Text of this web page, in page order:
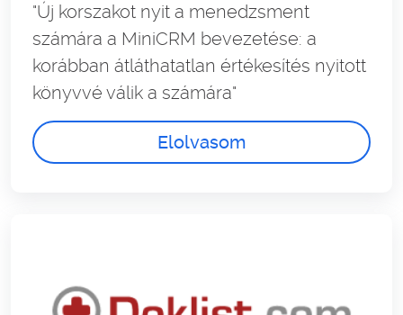
"Új korszakot nyit a menedzsment
számára a MiniCRM bevezetése: a
korábban átláthatatlan értékesítés nyitott
könyvvé válik a számára"
Elolvasom